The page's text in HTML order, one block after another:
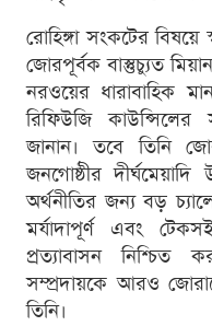
রোহিঙ্গা সংকটের বিষয়ে
জোরপূর্বক বাস্তুচ্যুত
নরওয়ের ধারাবাহিক
রিফিউজি কাউন্সিলের
জানান। তবে তিনি
জনগোষ্ঠীর দীর্ঘমেয়াদি
অর্থনীতির জন্য বড়
মর্যাদাপূর্ণ এবং
প্রত্যাবাসন নিশ্চিত
সম্প্রদায়কে আরও
তিনি।